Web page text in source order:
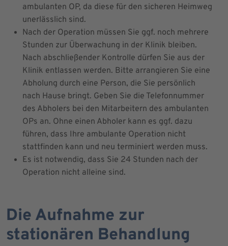
ambulanten OP, da diese für den sicheren Heimweg
unerlässlich sind.
Nach der Operation müssen Sie ggf. noch mehrere
Stunden zur Überwachung in der Klinik bleiben.
Nach abschließender Kontrolle dürfen Sie aus der
Klinik entlassen werden. Bitte arrangieren Sie eine
Abholung durch eine Person, die Sie persönlich
nach Hause bringt. Geben Sie die Telefonnummer
des Abholers bei den Mitarbeitern des ambulanten
OPs an. Ohne einen Abholer kann es ggf. dazu
führen, dass Ihre ambulante Operation nicht
stattfinden kann und neu terminiert werden muss.
Es ist notwendig, dass Sie 24 Stunden nach der
Operation nicht alleine sind.
Die Aufnahme zur
stationären Behandlung